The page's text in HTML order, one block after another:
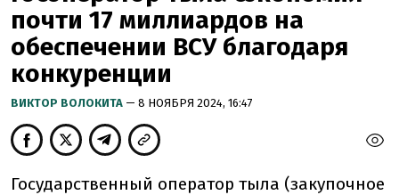
почти 17 миллиардов на
обеспечении ВСУ благодаря
конкуренции
ВИКТОР ВОЛОКИТА — 8 НОЯБРЯ 2024, 16:47
Государственный оператор тыла (закупочное